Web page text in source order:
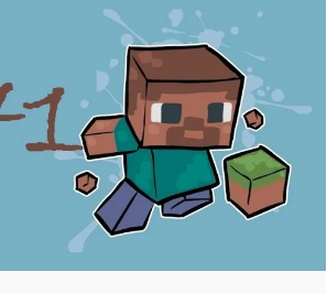
(
|
74#
MINECRAFT
:
D7OOMY999